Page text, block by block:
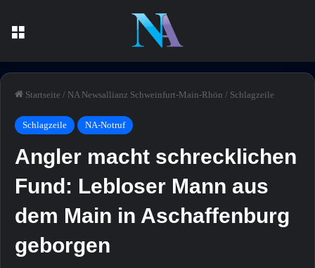
Startseite / NA Newsallianz Schweinfurt-Main-Rhön / Schlagzeile
Schlagzeile NA-Notruf
Angler macht schrecklichen
Fund: Lebloser Mann aus
dem Main in Aschaffenburg
geborgen